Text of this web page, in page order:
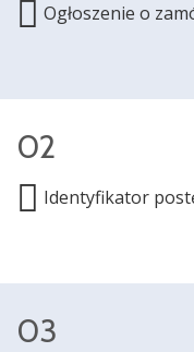
Ogłoszenie o
02
Identyfikator
03